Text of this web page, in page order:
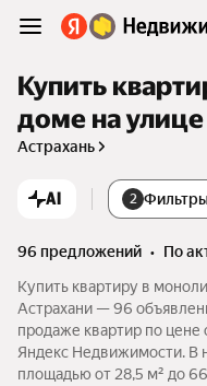
Купить
доме на улице
Астрахань
AI 2
96 предложений •
по
Купить квартиру в
Астрахани — 96
продаже квартир по
Яндекс Недвижимости. В
площадью от 28,5 м² до